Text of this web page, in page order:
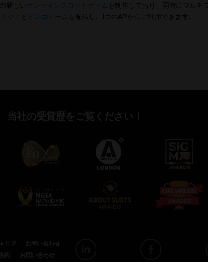
新しい
オンラインスロットゲーム を制作しており、同時にマルチ
ジノ と ビンゴゲーム も配信し、1つのAPIからご利用できます。
当社の受賞歴をご覧ください！
リア
お問い合わせ
約 お問い合わせ